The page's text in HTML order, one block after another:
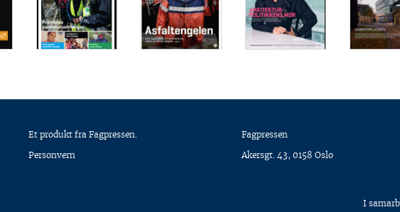
Et produkt fra Fagpressen.
Personvern
Fagpressen
Akersgt. 43, 0158 Oslo
I